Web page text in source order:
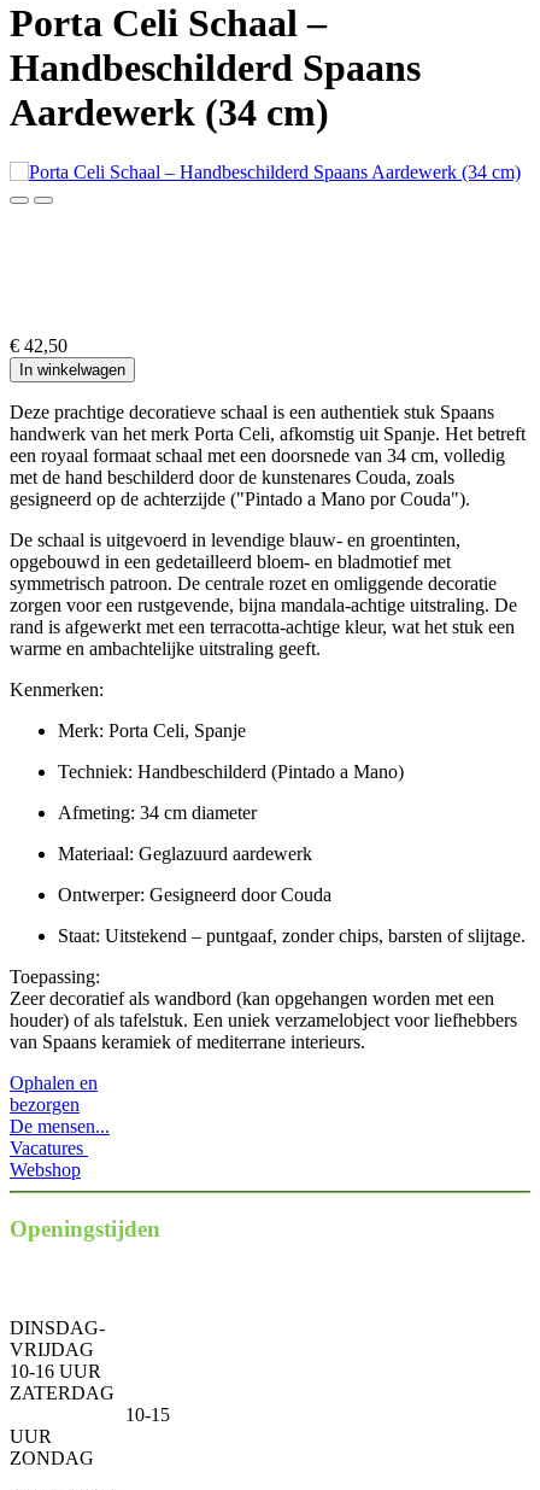
Porta Celi Schaal –
Handbeschilderd Spaans
Aardewerk (34 cm)
€ 42,50
In winkelwagen
Deze prachtige decoratieve schaal is een authentiek stuk Spaans
handwerk van het merk Porta Celi, afkomstig uit Spanje. Het betreft
een royaal formaat schaal met een doorsnede van 34 cm, volledig
met de hand beschilderd door de kunstenares Couda, zoals
gesigneerd op de achterzijde ("Pintado a Mano por Couda").
De schaal is uitgevoerd in levendige blauw- en groentinten,
opgebouwd in een gedetailleerd bloem- en bladmotief met
symmetrisch patroon. De centrale rozet en omliggende decoratie
zorgen voor een rustgevende, bijna mandala-achtige uitstraling. De
rand is afgewerkt met een terracotta-achtige kleur, wat het stuk een
warme en ambachtelijke uitstraling geeft.
Kenmerken:
Merk: Porta Celi, Spanje
Techniek: Handbeschilderd (Pintado a Mano)
Afmeting: 34 cm diameter
Materiaal: Geglazuurd aardewerk
Ontwerper: Gesigneerd door Couda
Staat: Uitstekend – puntgaaf, zonder chips, barsten of slijtage.
Toepassing:
Zeer decoratief als wandbord (kan opgehangen worden met een
houder) of als tafelstuk. Een uniek verzamelobject voor liefhebbers
van Spaans keramiek of mediterrane interieurs.
Ophalen en
bezorgen
De mensen...
Vacatures
Webshop
Openingstijden
DINSDAG-
VRIJDAG
10-16 UUR
ZATERDAG
10-15
UUR
ZONDAG